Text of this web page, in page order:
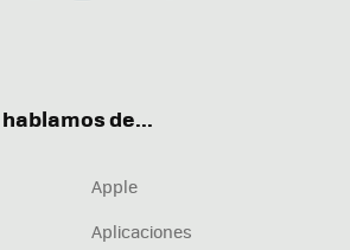
de...
Apple
Aplicaciones